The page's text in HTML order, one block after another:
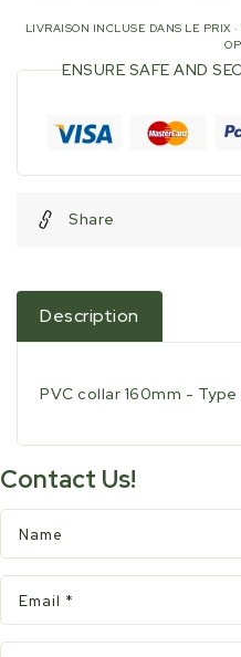
LIVRAISON INCLUSE DANS LE PRIX
ENSURE SAFE AND
Share
Description
PVC collar 160mm - Type
Contact Us!
Name
Email *